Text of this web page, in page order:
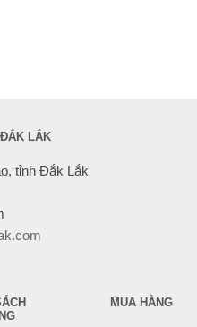
ĐẮK LẮK
tỉnh Đắk Lắk
MUA HÀNG